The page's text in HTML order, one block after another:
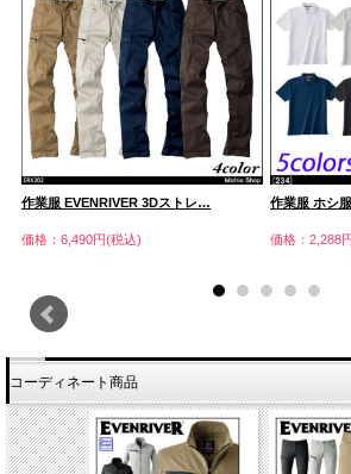
作業服 EVENRIVER 3Dストレ…
価格：6,490円(税込)
作業服 ホシ
価格：2,288
コーディネート商品